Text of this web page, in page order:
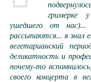
ушедшего от нас)...
рассыпаются... я знал
вегетарианский
деликатность и
почему-то
своего концерта в